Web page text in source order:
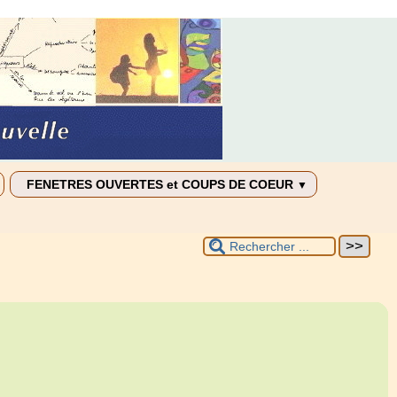
FENETRES OUVERTES et COUPS DE COEUR ▼
pratique